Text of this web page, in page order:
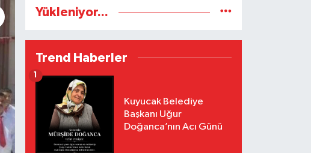
Yükleniyor...
Trend Haberler
Kuyucak Belediye
Başkanı Uğur
Doğanca’nın Acı Günü
1